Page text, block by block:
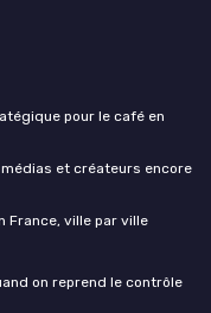
pour le café en
et créateurs encore
France, ville par ville
on reprend le contrôle